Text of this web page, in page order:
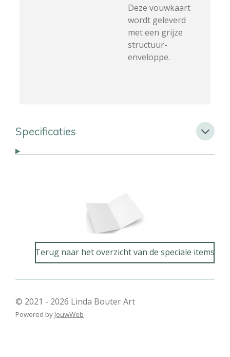
Deze vouwkaart
wordt geleverd
met een grijze
structuur-
enveloppe.
Specificaties
Terug naar het overzicht van de speciale items
© 2021 - 2026 Linda Bouter Art
Powered by JouwWeb